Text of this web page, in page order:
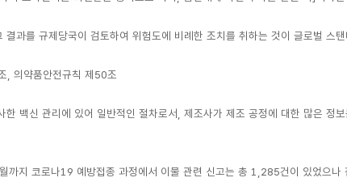
과를 규제당국이 검토하여 위험도에 비례한 조치를 취하는 것이 글로벌 스
의약품안전규칙 제50조
백신 관리에 있어 일반적인 절차로서, 제조사가 제조 공정에 대한 많은 정
까지 코로나19 예방접종 과정에서 이물 관련 신고는 총 1,285건이 있었으나